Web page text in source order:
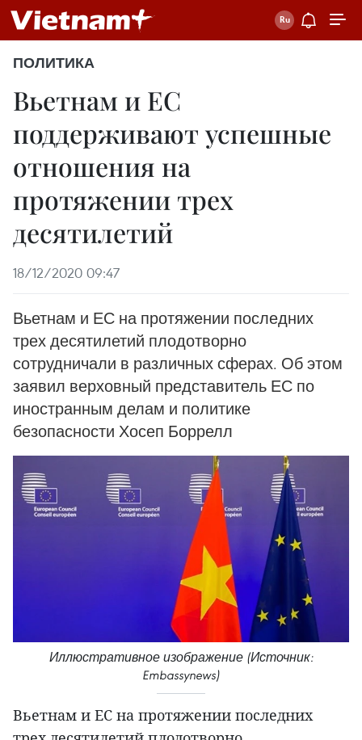
ПОЛИТИКА
Вьетнам и ЕС
поддерживают успешные
отношения на
протяжении трех
десятилетий
18/12/2020 09:47
Вьетнам и ЕС на протяжении последних
трех десятилетий плодотворно
сотрудничали в различных сферах. Об этом
заявил верховный представитель ЕС по
иностранным делам и политике
безопасности Хосеп Боррелл
Иллюстративное изображение (Источник:
Embassynews)
Вьетнам и ЕС на протяжении последних